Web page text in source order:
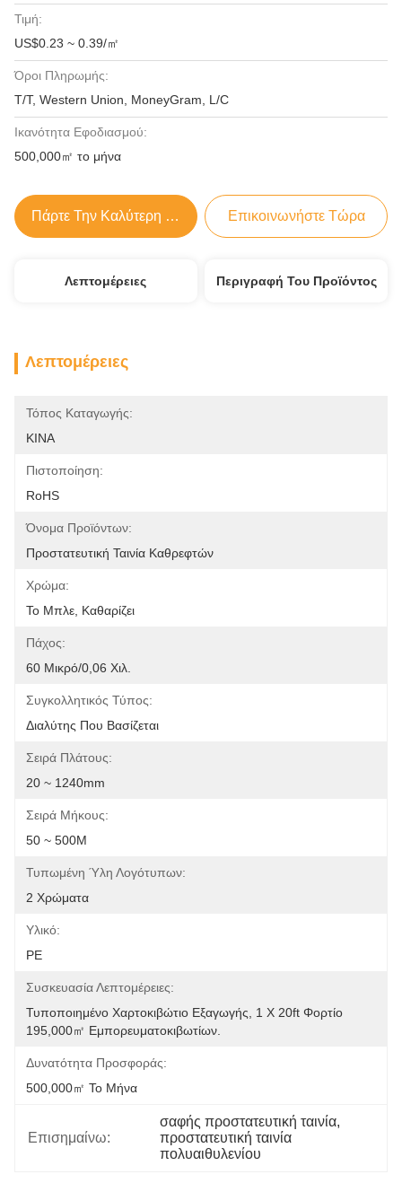
Τιμή:
US$0.23 ~ 0.39/㎡
Όροι Πληρωμής:
T/T, Western Union, MoneyGram, L/C
Ικανότητα Εφοδιασμού:
500,000㎡ το μήνα
Πάρτε Την Καλύτερη Τιμή Επικοινωνήστε Τώρα
Λεπτομέρειες Περιγραφή Του Προϊόντος
Λεπτομέρειες
Τόπος Καταγωγής:
ΚΙΝΑ
Πιστοποίηση:
RoHS
Όνομα Προϊόντων:
Προστατευτική Ταινία Καθρεφτών
Χρώμα:
Το Μπλε, Καθαρίζει
Πάχος:
60 Μικρό/0,06 Χιλ.
Συγκολλητικός Τύπος:
Διαλύτης Που Βασίζεται
Σειρά Πλάτους:
20 ~ 1240mm
Σειρά Μήκους:
50 ~ 500M
Τυπωμένη Ύλη Λογότυπων:
2 Χρώματα
Υλικό:
PE
Συσκευασία Λεπτομέρειες:
Τυποποιημένο Χαρτοκιβώτιο Εξαγωγής, 1 X 20ft Φορτίο
195,000㎡ Εμπορευματοκιβωτίων.
Δυνατότητα Προσφοράς:
500,000㎡ Το Μήνα
Επισημαίνω:
σαφής προστατευτική ταινία,
προστατευτική ταινία
πολυαιθυλενίου